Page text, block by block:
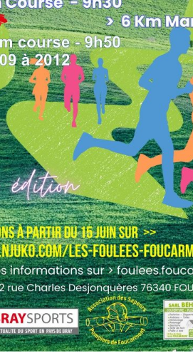
déjà réservé sa soirée et faire la pub autour de
et filles né(e)s en 2002 et 2003, qu’ils (elles)
Ligues à Serris (77) avec la ligue de
la Normandie se classe 5ème. Bravo Alice !
L
LES RENDEZ-VOUS DU
HAND